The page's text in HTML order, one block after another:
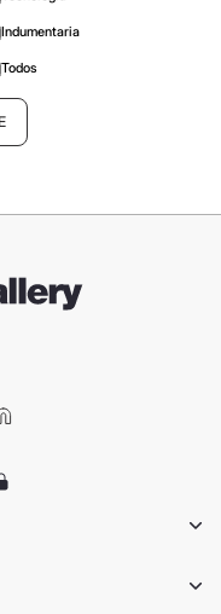
Indumentaria
Todos